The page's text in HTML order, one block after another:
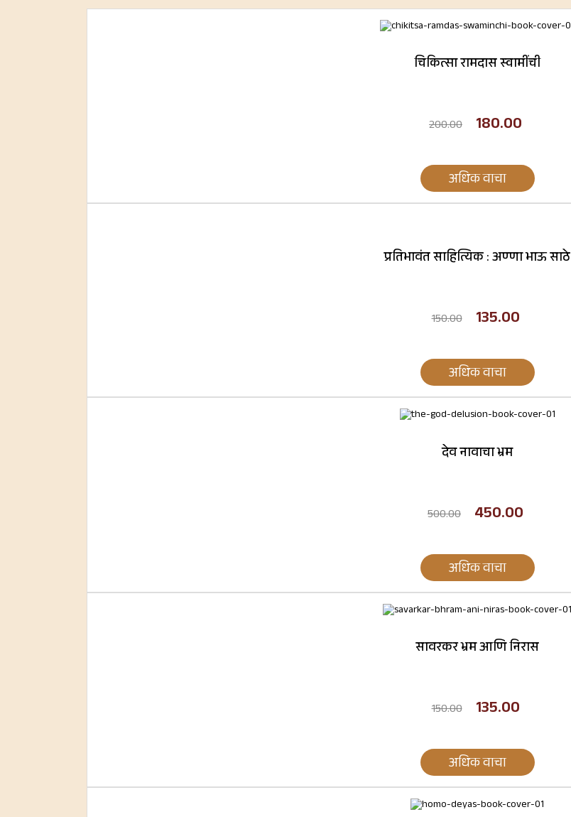
चिकित्सा रामदास स्वामींची
200.00 180.00
अधिक वाचा
प्रतिभावंत साहित्यिक : अण्णा भाऊ साठे
150.00 135.00
अधिक वाचा
देव नावाचा भ्रम
500.00 450.00
अधिक वाचा
सावरकर भ्रम आणि निरास
150.00 135.00
अधिक वाचा